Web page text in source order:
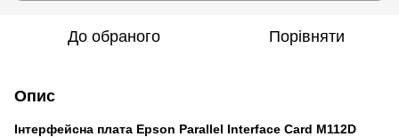
До обраного Порівняти
Опис
Інтерфейсна плата Epson Parallel Interface Card M112D